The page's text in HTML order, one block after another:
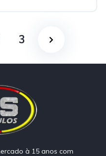
3
à 15 anos com